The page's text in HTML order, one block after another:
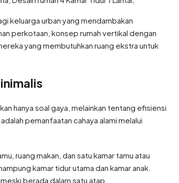
keluarga urban yang mendambakan
perkotaan, konsep rumah vertikal dengan
yang membutuhkan ruang ekstra untuk
hanya soal gaya, melainkan tentang efisiensi
pemanfaatan cahaya alami melalui
ruang makan, dan satu kamar tamu atau
kamar tidur utama dan kamar anak.
berada dalam satu atap.